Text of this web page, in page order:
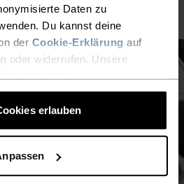
Daten zu
Du kannst deine
der Cookie-Erklärung auf
oder widerrufen. Unsere
erlauben